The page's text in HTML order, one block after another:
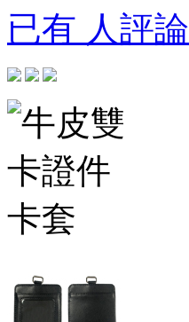
已有 人評論